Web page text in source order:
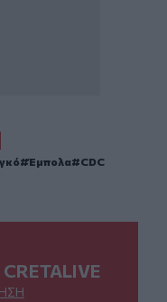
Έμπολα CDC